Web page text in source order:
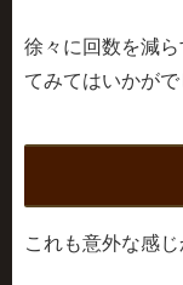
徐々に回数を減
てみてはいかが
これも意外な感じ